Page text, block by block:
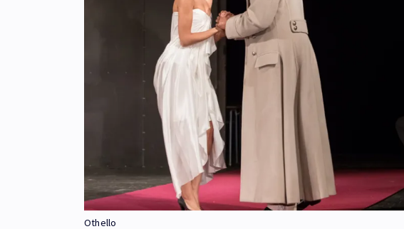
Othello